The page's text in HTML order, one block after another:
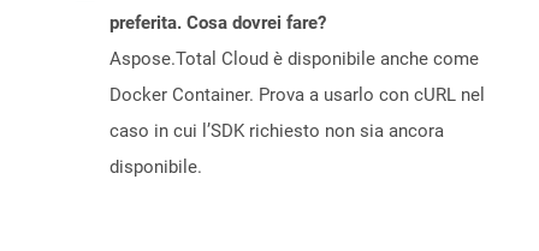
preferita. Cosa dovrei fare?
Aspose.Total Cloud è disponibile anche come
Docker Container. Prova a usarlo con cURL nel
caso in cui l’SDK richiesto non sia ancora
disponibile.